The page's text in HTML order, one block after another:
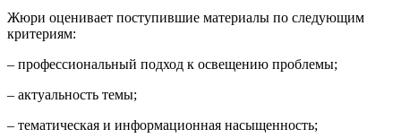
Жюри оценивает поступившие материалы по следующим
критериям:
– профессиональный подход к освещению проблемы;
– актуальность темы;
– тематическая и информационная насыщенность;